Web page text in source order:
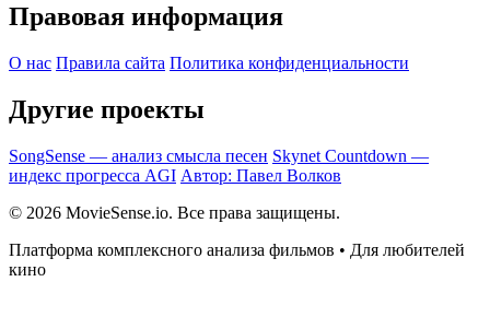
Правовая информация
О нас Правила сайта Политика конфиденциальности
Другие проекты
SongSense — анализ смысла песен Skynet Countdown —
индекс прогресса AGI Автор: Павел Волков
© 2026 MovieSense.io. Все права защищены.
Платформа комплексного анализа фильмов • Для любителей
кино